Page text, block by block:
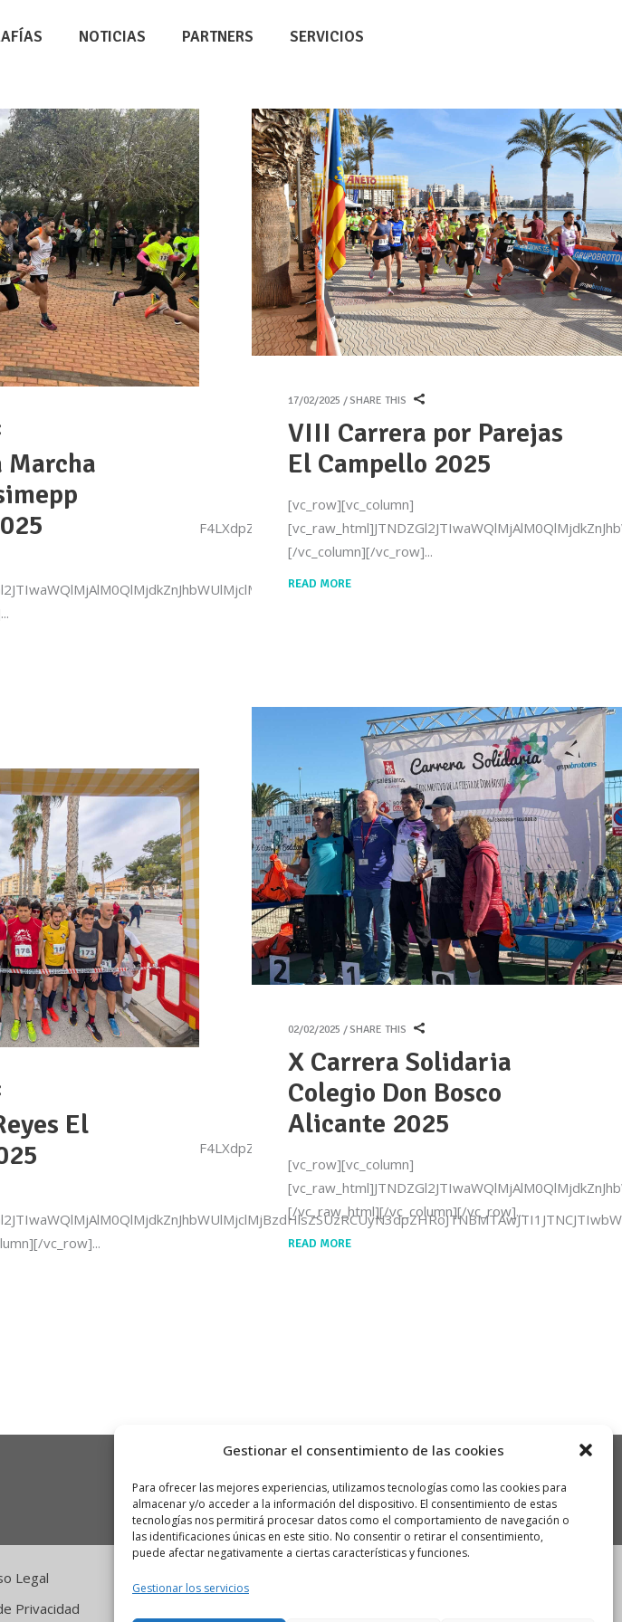
Gestionar el consentimiento de las cookies
Para ofrecer las mejores experiencias, utilizamos tecnologías como las cookies para
almacenar y/o acceder a la información del dispositivo. El consentimiento de estas
tecnologías nos permitirá procesar datos como el comportamiento de navegación o
las identificaciones únicas en este sitio. No consentir o retirar el consentimiento,
puede afectar negativamente a ciertas características y funciones.
Gestionar los servicios
NOTICIAS PARTNERS SERVICIOS
17/02/2025 SHARE THIS
VIII Carrera por Parejas
El Campello 2025
[vc_row][vc_column]
[/vc_column][/vc_row]
READ MORE
02/02/2025 SHARE THIS
X Carrera Solidaria
Colegio Don Bosco
Alicante 2025
[vc_row][vc_column]
[/vc_raw_html][/vc_column][/vc_row]
READ MORE
El
vc_row]
Legal
Privacidad